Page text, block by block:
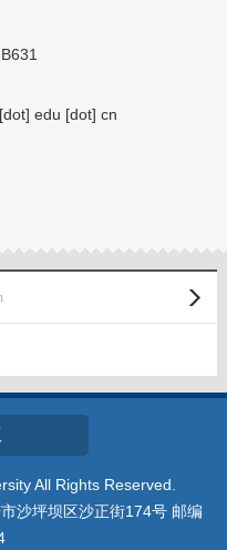
edu [dot] cn
All Rights Reserved.
沙坪坝区沙正街174号 邮编